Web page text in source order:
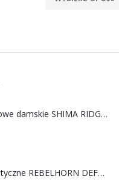
Spodnie jeansowe damskie SHIMA RIDGE LADY blue
Rękawice turystyczne REBELHORN DEFENDER black yellow fluo